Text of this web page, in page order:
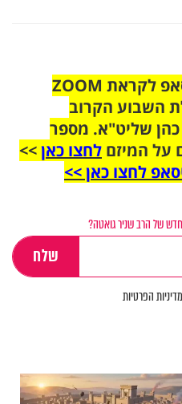
הצטרפו לקבוצת הוואטסאפ לקראת ZOOM
השבוע הקרוב
שליט"א. מספר
על המיזם לחצו כאן>>
לחצו כאן >>
של הרב שניר גואטה?
הפרטיות